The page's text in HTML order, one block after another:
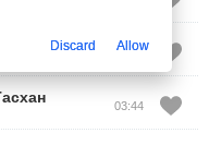
Омарова
03:04
03:44
Discard Allow